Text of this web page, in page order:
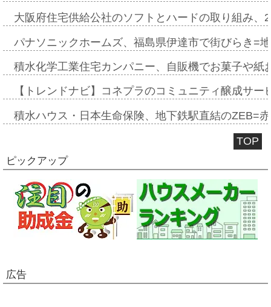
大阪府住宅供給公社のソフトとハードの取り組み
パナソニックホームズ、福島県伊達市で街びらき=
積水化学工業住宅カンパニー、自販機でお菓子や
【トレンドナビ】コネプラのコミュニティ醸成サ
積水ハウス・日本生命保険、地下鉄駅直結のZEB=
TOP
ピックアップ
広告